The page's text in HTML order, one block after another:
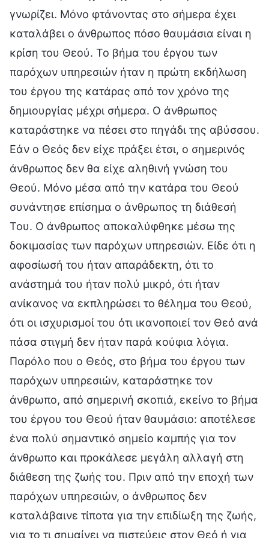
γνωρίζει. Μόνο φτάνοντας στο σήμερα έχει
καταλάβει ο άνθρωπος πόσο θαυμάσια είναι η
κρίση του Θεού. Το βήμα του έργου των
παρόχων υπηρεσιών ήταν η πρώτη εκδήλωση
του έργου της κατάρας από τον χρόνο της
δημιουργίας μέχρι σήμερα. Ο άνθρωπος
καταράστηκε να πέσει στο πηγάδι της αβύσσου.
Εάν ο Θεός δεν είχε πράξει έτσι, ο σημερινός
άνθρωπος δεν θα είχε αληθινή γνώση του
Θεού. Μόνο μέσα από την κατάρα του Θεού
συνάντησε επίσημα ο άνθρωπος τη διάθεσή
Του. Ο άνθρωπος αποκαλύφθηκε μέσω της
δοκιμασίας των παρόχων υπηρεσιών. Είδε ότι η
αφοσίωσή του ήταν απαράδεκτη, ότι το
ανάστημά του ήταν πολύ μικρό, ότι ήταν
ανίκανος να εκπληρώσει το θέλημα του Θεού,
ότι οι ισχυρισμοί του ότι ικανοποιεί τον Θεό ανά
πάσα στιγμή δεν ήταν παρά κούφια λόγια.
Παρόλο που ο Θεός, στο βήμα του έργου των
παρόχων υπηρεσιών, καταράστηκε τον
άνθρωπο, από σημερινή σκοπιά, εκείνο το βήμα
του έργου του Θεού ήταν θαυμάσιο: αποτέλεσε
ένα πολύ σημαντικό σημείο καμπής για τον
άνθρωπο και προκάλεσε μεγάλη αλλαγή στη
διάθεση της ζωής του. Πριν από την εποχή των
παρόχων υπηρεσιών, ο άνθρωπος δεν
καταλάβαινε τίποτα για την επιδίωξη της ζωής,
για το τι σημαίνει να πιστεύεις στον Θεό ή για